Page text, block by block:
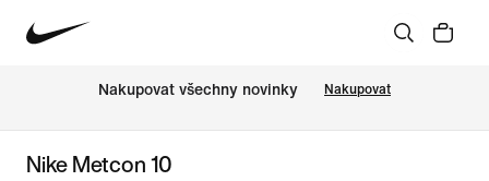
Nakupovat všechny novinky Nakupovat
Nike Metcon 10